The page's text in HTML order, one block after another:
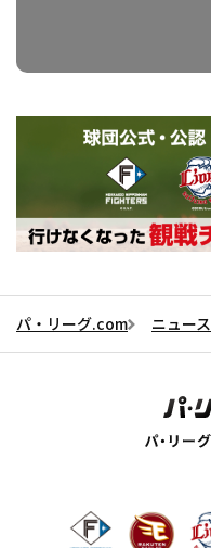
パ・リーグ.com ニュース